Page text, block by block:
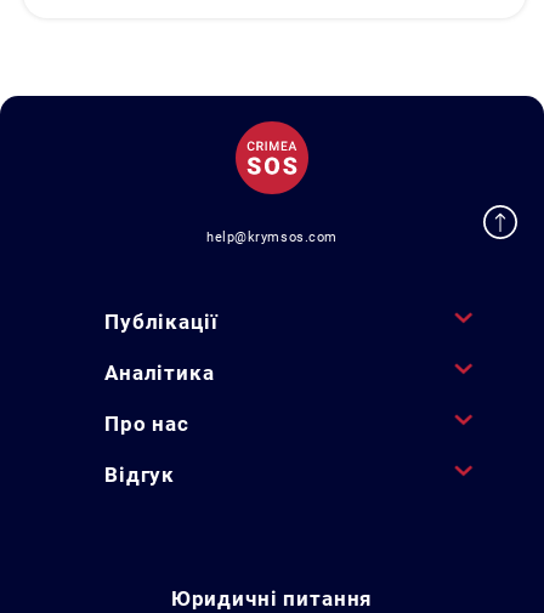
help@krymsos.com
Публікації
Аналітика
Про нас
Відгук
Юридичні питання